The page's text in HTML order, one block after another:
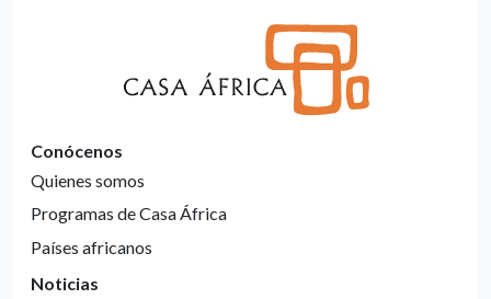
Conócenos
Quienes somos
Programas de Casa África
Países africanos
Noticias